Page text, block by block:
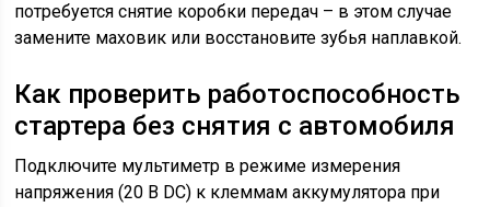
потребуется снятие коробки передач – в этом случае
замените маховик или восстановите зубья наплавкой.
Как проверить работоспособность
стартера без снятия с автомобиля
Подключите мультиметр в режиме измерения
напряжения (20 В DC) к клеммам аккумулятора при